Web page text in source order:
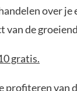
over
van de
gratis.
profiteren